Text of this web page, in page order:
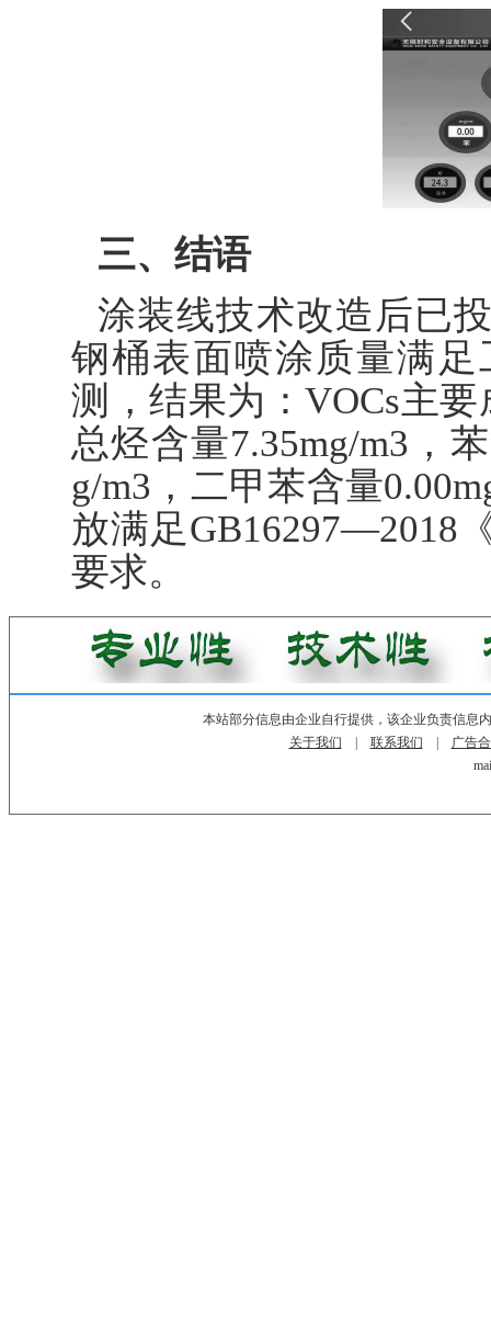
三、结语
涂装线技术改造后已
钢桶表面喷涂质量满
测，结果为：VOCs主
总烃含量7.35mg/m3，
g/m3，二甲苯含量
放满足GB16297—2018
要求。
本站部分信息由企业自行提供，该企业负责信息
关于我们
联系我们
广告